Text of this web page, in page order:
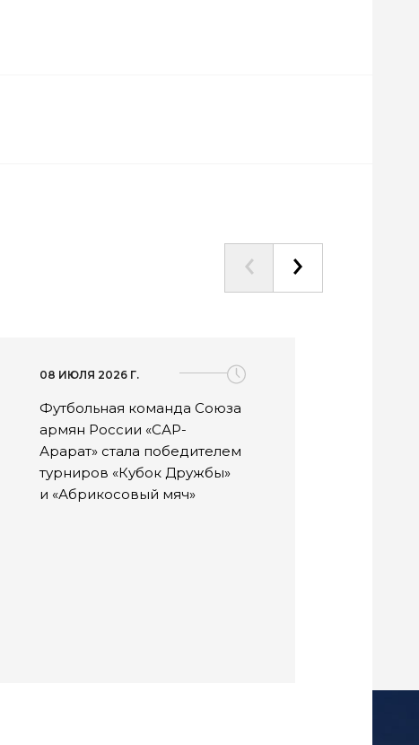
08 ИЮЛЯ 2026 Г.
Футбольная команда Союза
армян России «САР-
Арарат» стала победителем
турниров «Кубок Дружбы»
и «Абрикосовый мяч»